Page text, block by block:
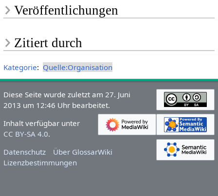
Veröffentlichungen
Zitiert durch
Kategorie: Quelle:Organisation
Diese Seite wurde zuletzt am 27. Juni
2013 um 12:46 Uhr bearbeitet.
Inhalt verfügbar unter
CC BY-SA 4.0.
Datenschutz
Über GlossarWiki
Lizenzbestimmungen